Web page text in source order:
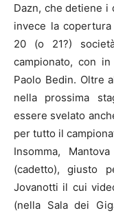
Dazn, che detiene i
invece la
20 (o 21?)
campionato, con
Paolo Bedin. Oltre
nella prossima
essere svelato
per tutto il
Insomma,
(cadetto), giusto
Jovanotti il cui
(nella Sala dei